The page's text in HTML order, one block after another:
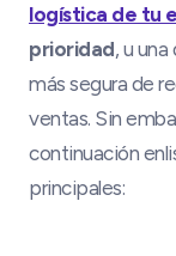
logística de tu
prioridad, u
más segura de
ventas. Sin
continuación
principales: